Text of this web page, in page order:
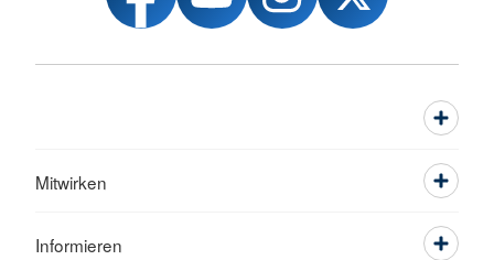
Mitwirken
Informieren